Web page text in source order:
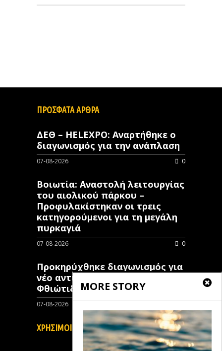
MORE STORY
ΠΡΟΣΦΑΤΑ ΑΡΘΡΑ
ΔΕΘ – HELEXPO: Αναρτήθηκε ο
διαγωνισμός για την ανάπλαση
07-08-2026 0
Βοιωτία: Αναστολή λειτουργίας
του αιολικού πάρκου –
Προφυλακίστηκαν οι τρεις
κατηγορούμενοι για τη μεγάλη
πυρκαγιά
07-08-2026 0
Προκηρύχθηκε διαγωνισμός για
νέo αντιπλημμυρικό έργο στη
Φθιώτιδα
07-08-2026
ΧΡΗΣΙΜΟΙ ΣΥΝΔΕΣΜΟΙ